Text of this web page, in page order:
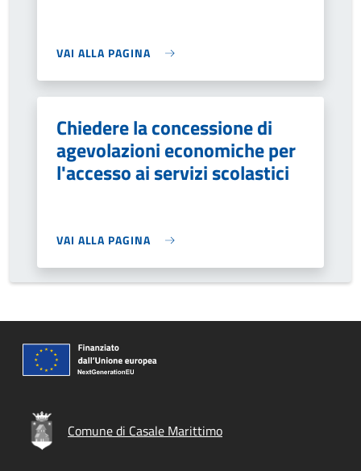
VAI ALLA PAGINA
Chiedere la concessione di
agevolazioni economiche per
l'accesso ai servizi scolastici
VAI ALLA PAGINA
Comune di Casale Marittimo